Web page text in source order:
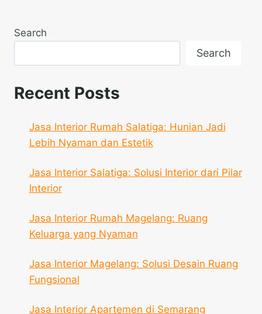
Search
Search
Recent Posts
Jasa Interior Rumah Salatiga: Hunian Jadi
Lebih Nyaman dan Estetik
Jasa Interior Salatiga: Solusi Interior dari Pilar
Interior
Jasa Interior Rumah Magelang: Ruang
Keluarga yang Nyaman
Jasa Interior Magelang: Solusi Desain Ruang
Fungsional
Jasa Interior Apartemen di Semarang